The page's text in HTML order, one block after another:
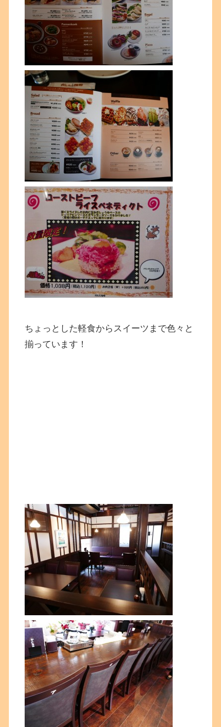
ちょっとした軽食からスイーツまで色々と
揃っています！